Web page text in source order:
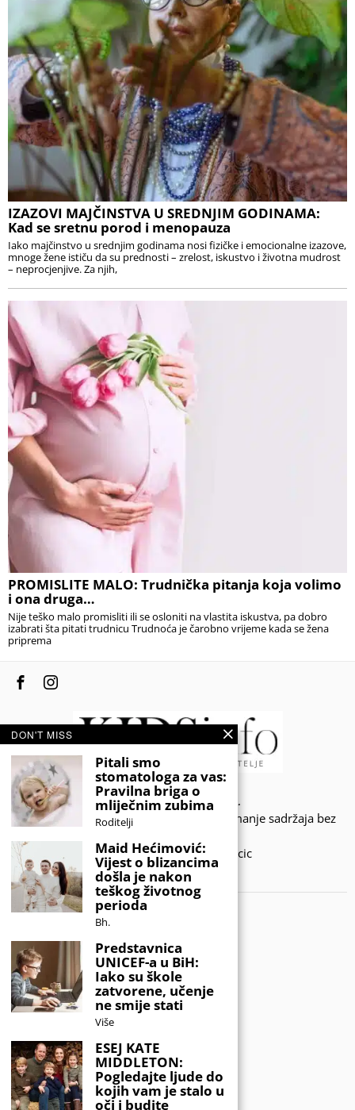
IZAZOVI MAJČINSTVA U SREDNJIM GODINAMA:
Kad se sretnu porod i menopauza
Iako majčinstvo u srednjim godinama nosi fizičke i emocionalne izazove,
mnoge žene ističu da su prednosti – zrelost, iskustvo i životna mudrost
– neprocjenjive. Za njih,
PROMISLITE MALO: Trudnička pitanja koja volimo
i ona druga…
Nije teško malo promisliti ili se osloniti na vlastita iskustva, pa dobro
izabrati šta pitati trudnicu Trudnoća je čarobno vrijeme kada se žena
priprema
© 2020 - KIDSINFO.BA.
Sva prava zadržana. Zabranjeno preuzimanje sadržaja bez
Developed by Amar SIjercic
IZAŠAO JE NOVI MAGAZIN!
DON'T MISS
Pitali smo
stomatologa za vas:
Pravilna briga o
mliječnim zubima
Roditelji
Maid Hećimović:
Vijest o blizancima
došla je nakon
teškog životnog
perioda
Bh.
Predstavnica
UNICEF-a u BiH:
Iako su škole
zatvorene, učenje
ne smije stati
Više
ESEJ KATE
MIDDLETON:
Pogledajte ljude do
kojih vam je stalo u
oči i budite